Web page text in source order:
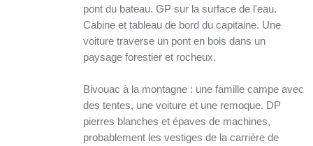
pont du bateau. GP sur la surface de l'eau.
Cabine et tableau de bord du capitaine. Une
voiture traverse un pont en bois dans un
paysage forestier et rocheux.
Bivouac à la montagne : une famille campe avec
des tentes, une voiture et une remoque. DP
pierres blanches et épaves de machines,
probablement les vestiges de la carrière de